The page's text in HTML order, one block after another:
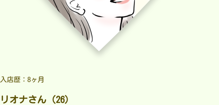
入店歴：8ヶ月
リオナさん（26）